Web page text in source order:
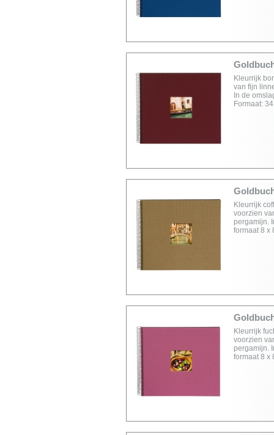
Kleurrijk
van fijn
In de
Formaat:
Kleurrijk
voorzien
pergamijn.
formaat 8 x
Kleurrijk
voorzien
pergamijn.
formaat 8 x